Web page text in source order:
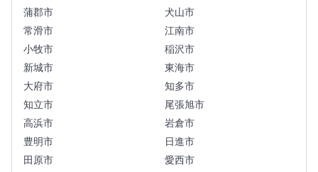
蒲郡市
犬山市
常滑市
江南市
小牧市
稲沢市
新城市
東海市
大府市
知多市
知立市
尾張旭市
高浜市
岩倉市
豊明市
日進市
田原市
愛西市